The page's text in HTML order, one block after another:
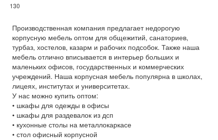
130
Производственная компания предлагает недорогую
корпусную мебель оптом для общежитий, санаториев,
турбаз, хостелов, казарм и рабочих подсобок. Также наша
мебель отлично вписывается в интерьер больших и
маленьких офисов, государственных и коммерческих
учреждений. Наша корпусная мебель популярна в школах,
лицеях, институтах и университетах.
У нас можно купить оптом:
• шкафы для одежды в офисы
• шкафы для раздевалок из дсп
• кухонные столы на металлокаркасе
• стол офисный корпусной